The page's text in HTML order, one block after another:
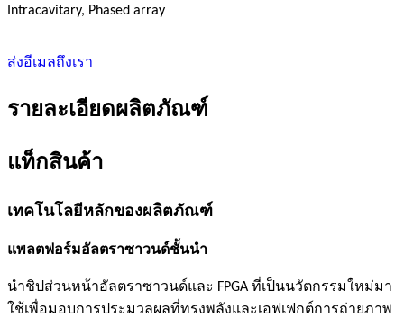
Intracavitary, Phased array
ส่งอีเมลถึงเรา
รายละเอียดผลิตภัณฑ์
แท็กสินค้า
เทคโนโลยีหลักของผลิตภัณฑ์
แพลตฟอร์มอัลตราซาวนด์ชั้นนำ
นำชิปส่วนหน้าอัลตราซาวนด์และ FPGA ที่เป็นนวัตกรรมใหม่มา
ใช้เพื่อมอบการประมวลผลที่ทรงพลังและเอฟเฟกต์การถ่ายภาพ